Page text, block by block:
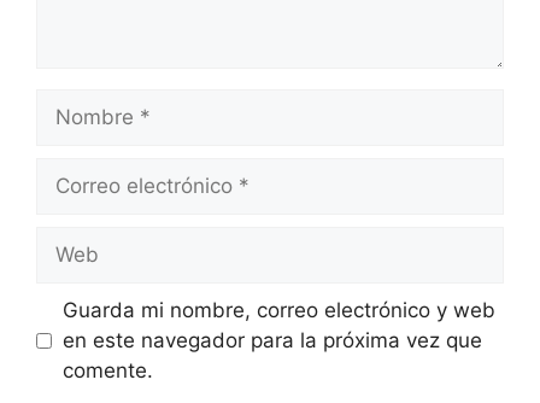
electrónico
Guarda mi nombre, correo electrónico y web
en este navegador para la próxima vez que
comente.